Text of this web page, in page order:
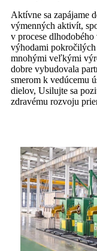
Aktívne sa zapájame
výmenných aktivít,
v procese
výhodami pokročilých
mnohými veľkými
dobre vybudovala
smerom k vedúcemu
dielov, Usilujte sa
zdravému rozvoju